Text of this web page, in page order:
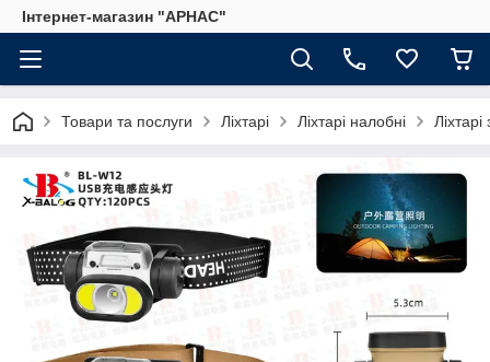
Інтернет-магазин "АРНАС"
Товари та послуги Ліхтарі Ліхтарі налобні